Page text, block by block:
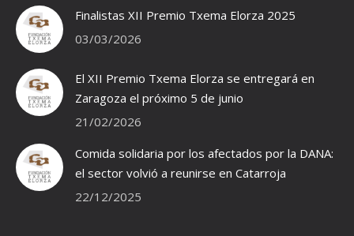
in
new
window
in
new
window
in
Finalistas XII Premio Txema Elorza 2025
03/03/2026
El XII Premio Txema Elorza se entregará en
Zaragoza el próximo 5 de junio
21/02/2026
Comida solidaria por los afectados por la DANA:
el sector volvió a reunirse en Catarroja
22/12/2025